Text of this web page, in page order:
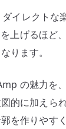
ダイレクトな
上げるほど
ります。
の魅力を
的に加えら
を作りやす